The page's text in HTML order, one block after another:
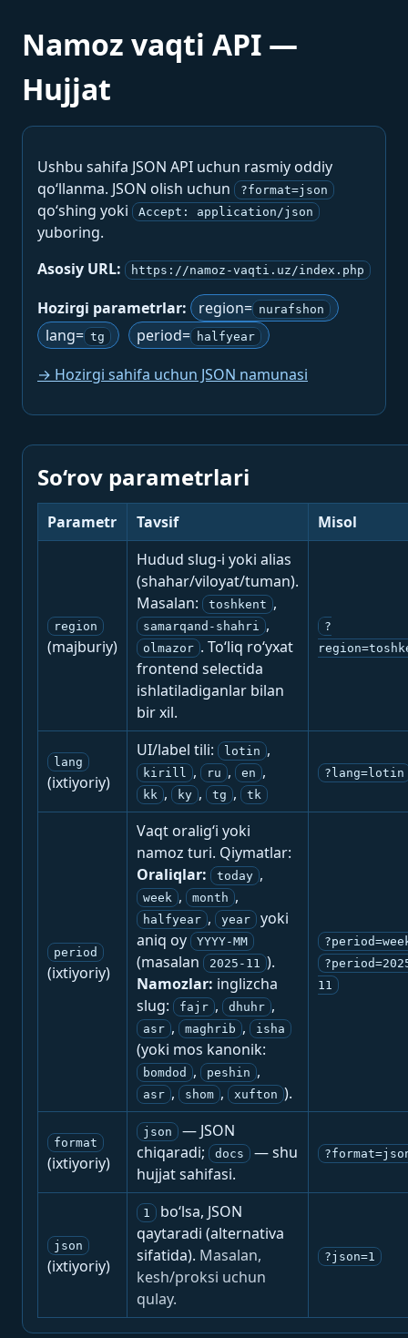
Namoz vaqti API —
Hujjat
Ushbu sahifa JSON API uchun rasmiy oddiy
qo‘llanma. JSON olish uchun
?format=json
qo‘shing yoki Accept: application/json
yuboring.
Asosiy URL:
https://namoz-vaqti.uz/index.php
Hozirgi parametrlar: region= nurafshon
lang= tg period= halfyear
→ Hozirgi sahifa uchun JSON namunasi
So‘rov parametrlari
Parametr Tavsif Misol
region
(majburiy)
Hudud slug-i yoki alias
(shahar/viloyat/tuman).
Masalan:
toshkent ,
samarqand-shahri ,
olmazor . To‘liq ro‘yxat
frontend selectida
ishlatiladiganlar bilan
bir xil.
?
lang
(ixtiyoriy)
UI/label tili: lotin ,
kirill , ru , en ,
kk , ky , tg , tk
?lang=lotin
period
(ixtiyoriy)
Vaqt oralig‘i yoki
namoz turi. Qiymatlar:
Oraliqlar:
today ,
week , month ,
halfyear , year
yoki
aniq oy
YYYY-MM
(masalan 2025-11 ).
Namozlar: inglizcha
slug:
fajr , dhuhr ,
asr , maghrib , isha
(yoki mos kanonik:
bomdod , peshin ,
asr , shom , xufton ).
11
format
(ixtiyoriy)
json
— JSON
chiqaradi;
docs
— shu
hujjat sahifasi.
json
(ixtiyoriy)
1
bo‘lsa, JSON
qaytaradi (alternativa
sifatida). Masalan,
kesh/proksi uchun
qulay.
?json=1